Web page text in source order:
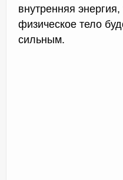
внутренняя
физическое тело
сильным.